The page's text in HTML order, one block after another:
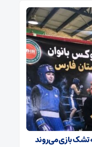
تشک بازی می‌روند